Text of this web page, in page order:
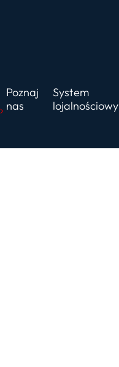
Poznaj
nas
System
lojalnościowy